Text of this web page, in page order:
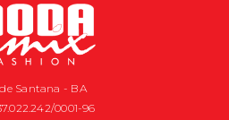
Santana - BA
0001-96